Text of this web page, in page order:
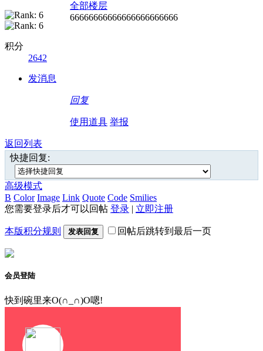
积分
2642
发消息
全部楼层
66666666666666666666666
回复
使用道具 举报
返回列表
快捷回复:
高级模式
B Color Image Link Quote Code Smilies
您需要登录后才可以回帖 登录 | 立即注册
本版积分规则 发表回复 回帖后跳转到最后一页
会员登陆
快到碗里来O(∩_∩)O嗯!